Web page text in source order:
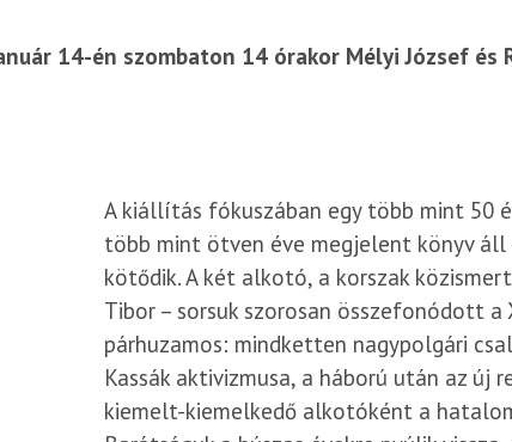
14-én szombaton 14 órakor Mélyi József
A kiállítás fókuszában egy több mint 50
több mint ötven éve megjelent könyv
kötődik. A két alkotó, a korszak
Tibor – sorsuk szorosan összefonódott
párhuzamos: mindketten nagypolgári
Kassák aktivizmusa, a háború után az
kiemelt-kiemelkedő alkotóként a